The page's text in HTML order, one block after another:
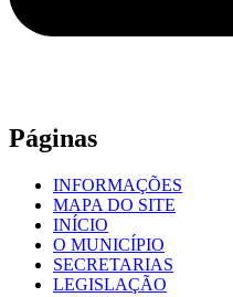
Páginas
INFORMAÇÕES
MAPA DO SITE
INÍCIO
O MUNICÍPIO
SECRETARIAS
LEGISLAÇÃO